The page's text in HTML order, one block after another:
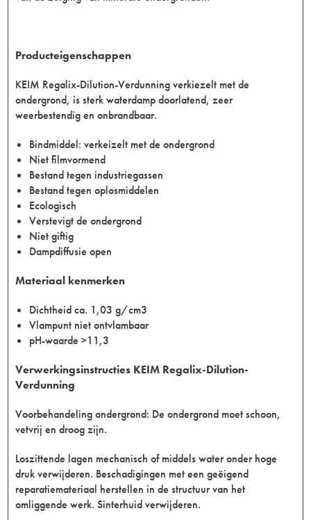
Producteigenschappen
KEIM Regalix-Dilution-Verdunning verkiezelt met de
ondergrond, is sterk waterdamp doorlatend, zeer
weerbestendig en onbrandbaar.
Bindmiddel: verkeizelt met de ondergrond
Niet filmvormend
Bestand tegen industriegassen
Bestand tegen oplosmiddelen
Ecologisch
Verstevigt de ondergrond
Niet giftig
Dampdiffusie open
Materiaal kenmerken
Dichtheid ca. 1,03 g/cm3
Vlampunt niet ontvlambaar
pH-waarde >11,3
Verwerkingsinstructies KEIM Regalix-Dilution-
Verdunning
Voorbehandeling ondergrond: De ondergrond moet schoon,
vetvrij en droog zijn.
Loszittende lagen mechanisch of middels water onder hoge
druk verwijderen. Beschadigingen met een geëigend
reparatiemateriaal herstellen in de structuur van het
omliggende werk. Sinterhuid verwijderen.